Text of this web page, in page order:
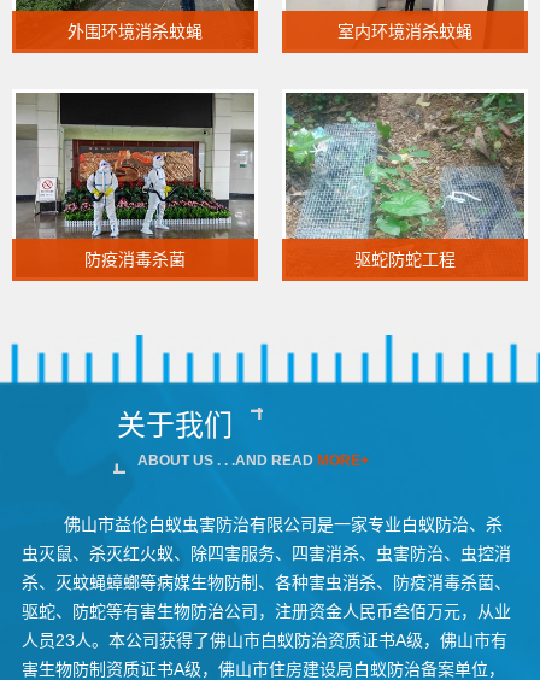
外围环境消杀蚊蝇 室内环境消杀蚊蝇
防疫消毒杀菌 驱蛇防蛇工程
关于我们
ABOUT US . . .AND READ MORE+
佛山市益伦白蚁虫害防治有限公司是一家专业白蚁防治、杀
虫灭鼠、杀灭红火蚁、除四害服务、四害消杀、虫害防治、虫控消
杀、灭蚊蝇蟑螂等病媒生物防制、各种害虫消杀、防疫消毒杀菌、
驱蛇、防蛇等有害生物防治公司，注册资金人民币叁佰万元，从业
人员23人。本公司获得了佛山市白蚁防治资质证书A级，佛山市有
害生物防制资质证书A级，佛山市住房建设局白蚁防治备案单位，